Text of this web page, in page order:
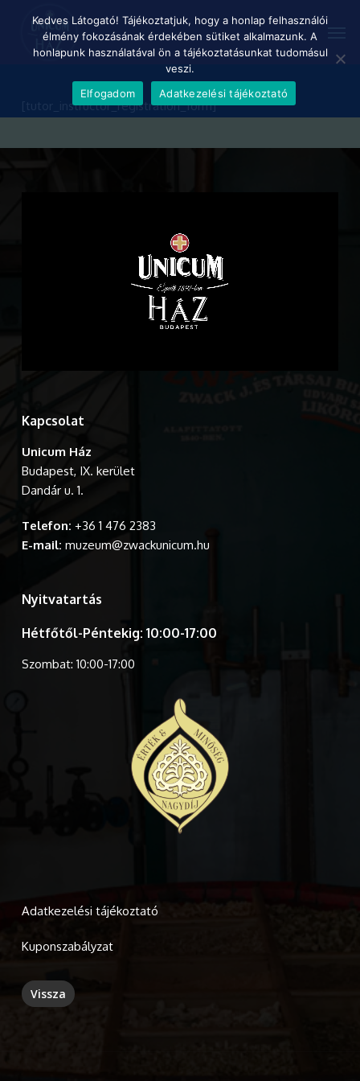
[tutor_instructor_registration_form]
Kapcsolat
Unicum Ház
Budapest, IX. kerület
Dandár u. 1.
Telefon: +36 1 476 2383
E-mail: muzeum@zwackunicum.hu
Nyitvatartás
Hétfőtől-Péntekig: 10:00-17:00
Szombat: 10:00-17:00
Adatkezelési tájékoztató
Kuponszabályzat
Kedves Látogató! Tájékoztatjuk, hogy a honlap felhasználói
élmény fokozásának érdekében sütiket alkalmazunk. A
honlapunk használatával ön a tájékoztatásunkat tudomásul
veszi.
Elfogadom
Adatkezelési tájékoztató